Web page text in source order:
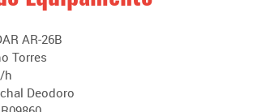
AR-26B
Torres
h
Deodoro